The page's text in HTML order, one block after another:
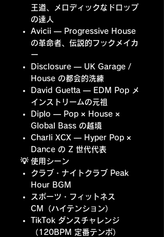
王道、メロディックなドロップ
の達人
Avicii — Progressive House
の革命者、伝説的フックメイカ
ー
Disclosure — UK Garage /
House の都会的洗練
David Guetta — EDM Pop メ
インストリームの元祖
Diplo — Pop × House ×
Global Bass の越境
Charli XCX — Hyper Pop ×
Dance の Z 世代代表
💡 使用シーン
クラブ・ナイトクラブ Peak
Hour BGM
スポーツ・フィットネス
CM（ハイテンション）
TikTok ダンスチャレンジ
（120BPM 定番テンポ）